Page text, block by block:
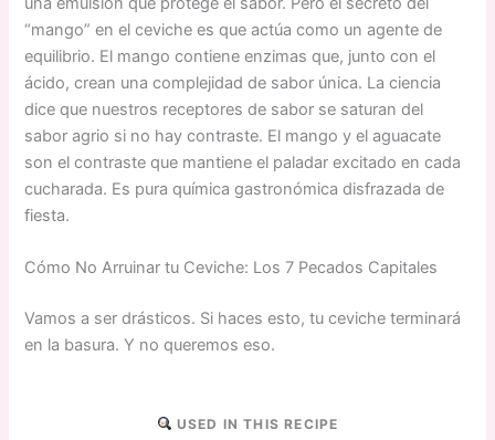
“mango” en el ceviche es que actúa como un agente de
equilibrio. El mango contiene enzimas que, junto con el
ácido, crean una complejidad de sabor única. La ciencia
dice que nuestros receptores de sabor se saturan del
sabor agrio si no hay contraste. El mango y el aguacate
son el contraste que mantiene el paladar excitado en cada
cucharada. Es pura química gastronómica disfrazada de
fiesta.
Cómo No Arruinar tu Ceviche: Los 7 Pecados Capitales
Vamos a ser drásticos. Si haces esto, tu ceviche terminará
en la basura. Y no queremos eso.
USED IN THIS RECIPE